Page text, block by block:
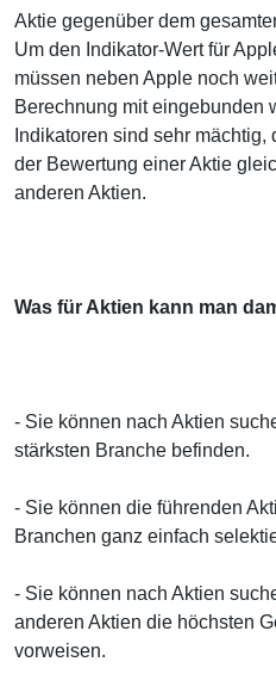
Aktie gegenüber dem
Um den Indikator-Wert für
müssen neben Apple noch
Berechnung mit eingebunden
Indikatoren sind sehr
der Bewertung einer Aktie
anderen Aktien.
Was für Aktien kann man
- Sie können nach Aktien
stärksten Branche befinden.
- Sie können die führenden
Branchen ganz einfach
- Sie können nach Aktien
anderen Aktien die höchsten
vorweisen.